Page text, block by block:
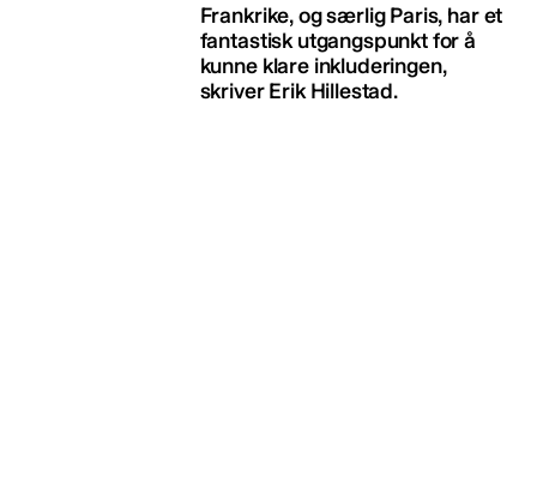
Frankrike, og særlig Paris, har et
fantastisk utgangspunkt for å
kunne klare inkluderingen,
skriver Erik Hillestad.